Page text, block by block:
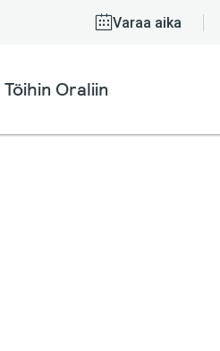
Varaa aika
Töihin Oraliin